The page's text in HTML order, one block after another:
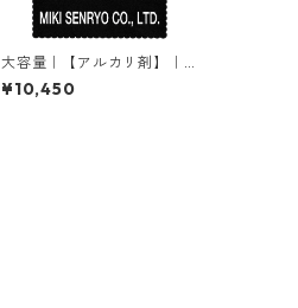
大容量｜【アルカリ剤】｜2
5kg｜ソーダ灰（炭酸ナトリ
ウム）
¥10,450